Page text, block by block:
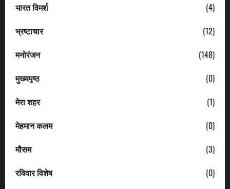
भारत विमर्श
(4)
भ्रष्टाचार
(12)
मनोरंजन
(148)
मुख्यपृष्ठ
(0)
मेरा शहर
(1)
मेहमान कलम
(0)
मौसम
(3)
रविवार विशेष
(0)